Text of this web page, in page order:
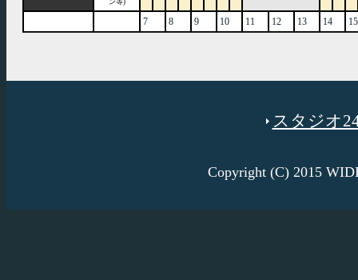
ン等)
7 8 9 10 11 12 13 14 15
スタジオ
Copyright (C) 2015